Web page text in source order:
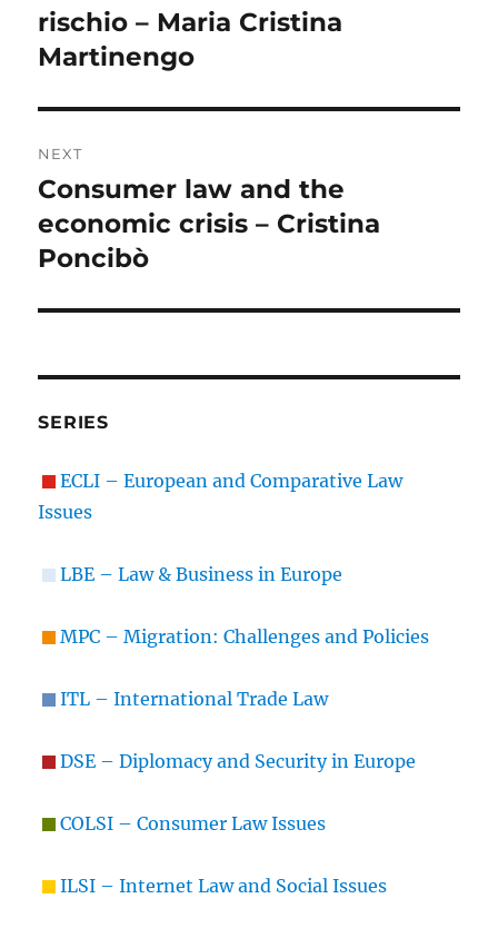
rischio – Maria Cristina
Martinengo
NEXT
Next
post:
Consumer law and the
economic crisis – Cristina
Poncibò
SERIES
ECLI – European and Comparative Law
Issues
LBE – Law & Business in Europe
MPC – Migration: Challenges and Policies
ITL – International Trade Law
DSE – Diplomacy and Security in Europe
COLSI – Consumer Law Issues
ILSI – Internet Law and Social Issues